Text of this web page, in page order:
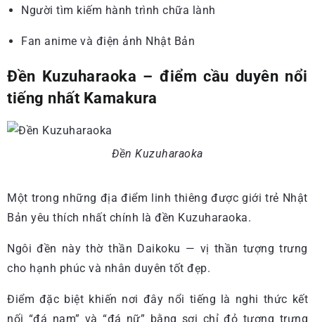
Người tìm kiếm hành trình chữa lành
Fan anime và điện ảnh Nhật Bản
Đền Kuzuharaoka – điểm cầu duyên nổi
tiếng nhất Kamakura
Đền Kuzuharaoka
Một trong những địa điểm linh thiêng được giới trẻ Nhật
Bản yêu thích nhất chính là đền Kuzuharaoka.
Ngôi đền này thờ thần Daikoku — vị thần tượng trưng
cho hạnh phúc và nhân duyên tốt đẹp.
Điểm đặc biệt khiến nơi đây nổi tiếng là nghi thức kết
nối “đá nam” và “đá nữ” bằng sợi chỉ đỏ tượng trưng